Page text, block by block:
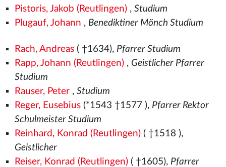
Pistoris, Jakob (Reutlingen), Studium
Plugauf, Johann , Benediktiner Mönch Studium
Rach, Andreas( †1634), Pfarrer Studium
Rapp, Johann (Reutlingen), Geistlicher Pfarrer
Studium
Rauser, Peter, Studium
Reger, Eusebius(*1543 †1577 ), Pfarrer Rektor
Schulmeister Studium
Reinhard, Konrad (Reutlingen)( †1518 ),
Geistlicher
Reiser, Konrad (Reutlingen)( †1605), Pfarrer